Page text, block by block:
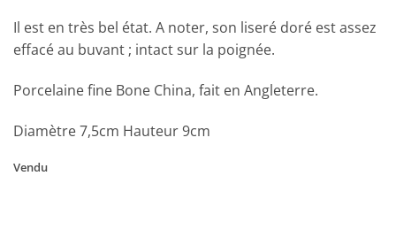
Il est en très bel état. A noter, son liseré doré est assez
effacé au buvant ; intact sur la poignée.
Porcelaine fine Bone China, fait en Angleterre.
Diamètre 7,5cm Hauteur 9cm
Vendu